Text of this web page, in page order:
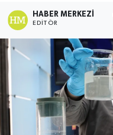
HABER MERKEZI
EDITÖR